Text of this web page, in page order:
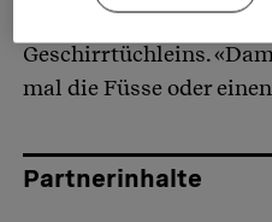
es nicht, nur ein Tuch in
Geschirrtüchleins.
mal die Füsse oder
Partnerinhalte